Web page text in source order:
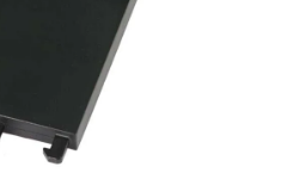
GDPR